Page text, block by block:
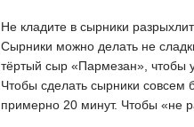
Не кладите в сырники
Сырники можно делать не
тёртый сыр «Пармезан», чтобы
Чтобы сделать сырники совсем
примерно 20 минут. Чтобы «не